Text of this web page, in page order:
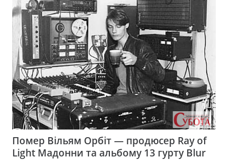
Помер Вільям Орбіт — продюсер Ray of
Light Мадонни та альбому 13 гурту Blur